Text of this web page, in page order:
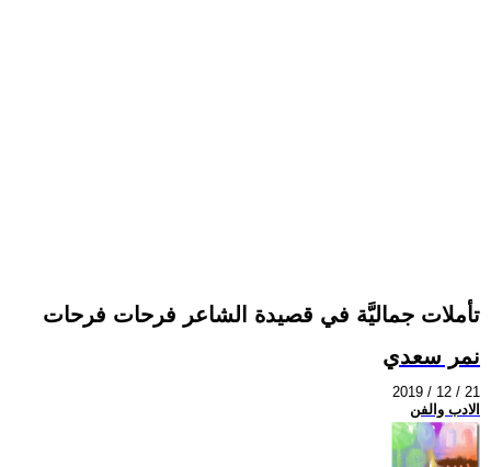
تأملات جماليَّة في قصيدة الشاعر فرحات فرحات
نمر سعدي
2019 / 12 / 21
الادب والفن